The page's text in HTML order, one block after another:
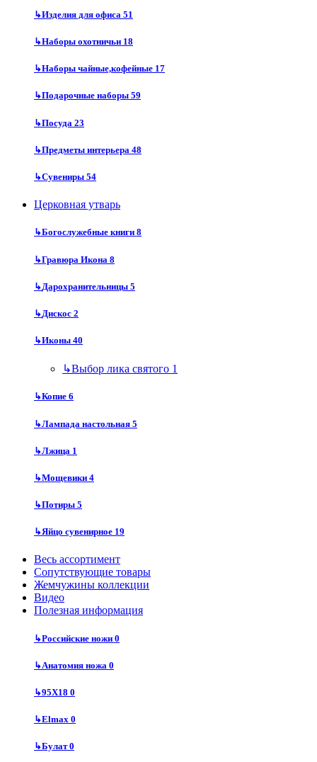
↳Изделия для офиса 51
↳Наборы охотничьи 18
↳Наборы чайные,кофейные 17
↳Подарочные наборы 59
↳Посуда 23
↳Предметы интерьера 48
↳Сувениры 54
Церковная утварь
↳Богослужебные книги 8
↳Гравюра Икона 8
↳Дарохранительницы 5
↳Дискос 2
↳Иконы 40
↳Выбор лика святого 1
↳Копие 6
↳Лампада настольная 5
↳Лжица 1
↳Мощевики 4
↳Потиры 5
↳Яйцо сувенирное 19
Весь ассортимент
Сопутствующие товары
Жемчужины коллекции
Видео
Полезная информация
↳Российские ножи 0
↳Анатомия ножа 0
↳95Х18 0
↳Elmax 0
↳Булат0